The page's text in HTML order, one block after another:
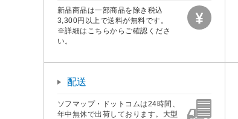
新品商品は一部商品を除き税込
3,300円以上で送料が無料です。
※詳細はこちらからご確認くださ
い。
配送
ソフマップ・ドットコムは24時間、
年中無休で出荷しております。大型